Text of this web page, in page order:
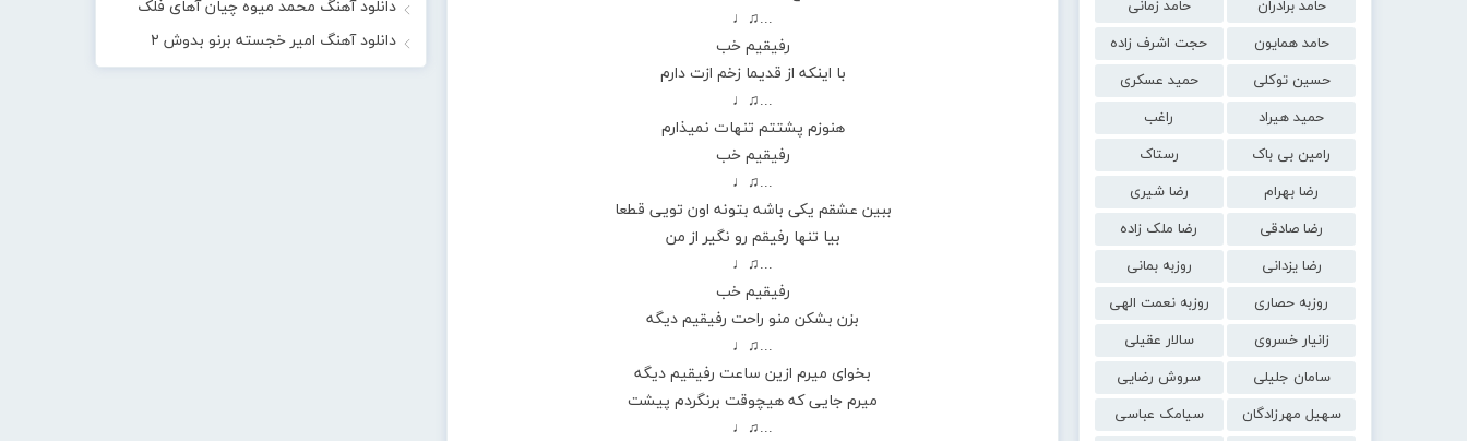
حامد برادران
حامد زمانی
حامد همایون
حجت اشرف زاده
حسین توکلی
حمید عسکری
حمید هیراد
راغب
رامین بی باک
رستاک
رضا بهرام
رضا شیری
رضا صادقی
رضا ملک زاده
رضا یزدانی
روزبه بمانی
روزبه حصاری
روزبه نعمت الهی
زانیار خسروی
سالار عقیلی
سامان جلیلی
سروش رضایی
سهیل مهرزادگان
سیامک عباسی
...♫♩
رفیقیم خب
با اینکه از قدیما زخم ازت دارم
...♫♩
هنوزم پشتتم تنهات نمیذارم
رفیقیم خب
...♫♩
ببین عشقم یکی باشه بتونه اون تویی قطعا
بیا تنها رفیقم رو نگیر از من
...♫♩
رفیقیم خب
بزن بشکن منو راحت رفیقیم دیگه
...♫♩
بخوای میرم ازین ساعت رفیقیم دیگه
میرم جایی که هیچوقت برنگردم پیشت
...♫♩
دانلود آهنگ محمد میوه چیان آهای فلک
دانلود آهنگ امیر خجسته برنو بدوش ۲